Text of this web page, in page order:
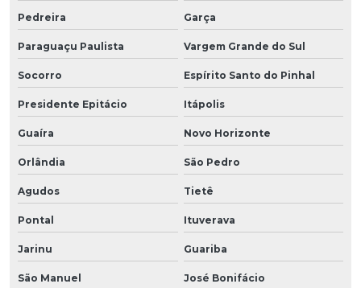
Pedreira Garça
Paraguaçu Paulista Vargem Grande do Sul
Socorro Espírito Santo do Pinhal
Presidente Epitácio Itápolis
Guaíra Novo Horizonte
Orlândia São Pedro
Agudos Tietê
Pontal Ituverava
Jarinu Guariba
São Manuel José Bonifácio